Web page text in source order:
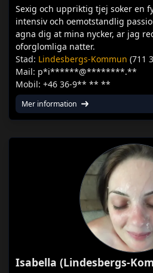
Sexig och uppriktig tjej soker en
intensiv och oemotstandlig
agna dig at mina nycker, ar jag
oforglomliga natter.
Stad: Lindesbergs-Kommun (711
Mail: p*i******@********.**
Mobil: +46 36-9** ** **
Mer information
Isabella (Lindesbergs-